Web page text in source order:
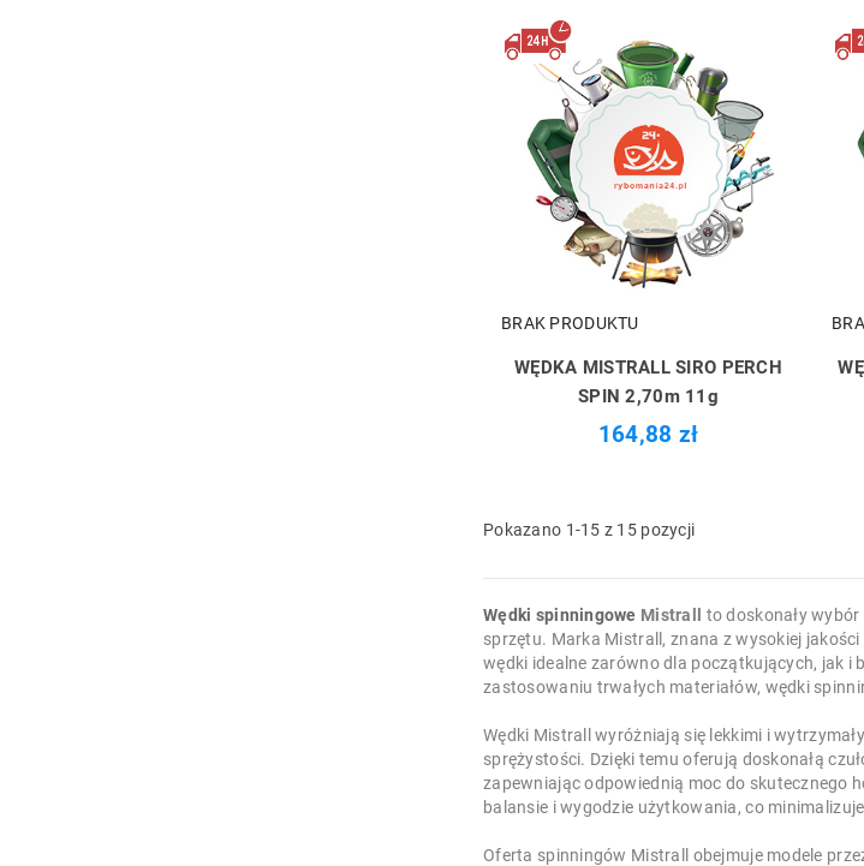
BRAK PRODUKTU
WĘDKA MISTRALL SIRO PERCH
SPIN 2,70m 11g
164,88 zł
Pokazano 1-15 z 15 pozycji
Wędki spinningowe Mistrall
to doskonały
sprzętu. Marka Mistrall, znana z wysokiej
wędki idealne zarówno dla początkujących, jak
zastosowaniu trwałych materiałów, wędki
Wędki Mistrall wyróżniają się lekkimi i
sprężystości. Dzięki temu oferują doskonałą
zapewniając odpowiednią moc do skutecznego
balansie i wygodzie użytkowania, co
Oferta spinningów Mistrall obejmuje modele